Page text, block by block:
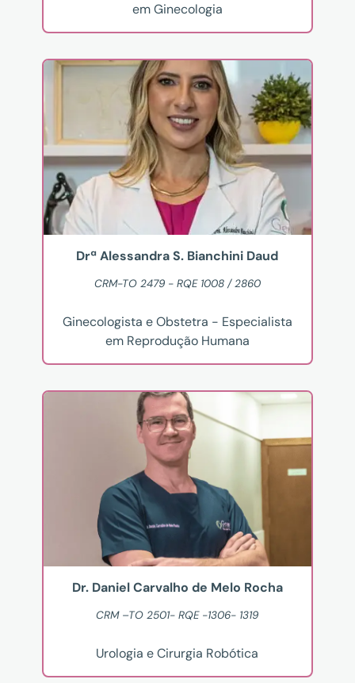
em Ginecologia
Drª Alessandra S. Bianchini Daud
CRM-TO 2479 - RQE 1008 / 2860
Ginecologista e Obstetra - Especialista
em Reprodução Humana
Dr. Daniel Carvalho de Melo Rocha
CRM –TO 2501- RQE -1306- 1319
Urologia e Cirurgia Robótica